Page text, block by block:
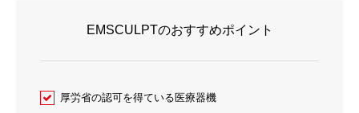
EMSCULPTのおすすめポイント
厚労省の認可を得ている医療器機